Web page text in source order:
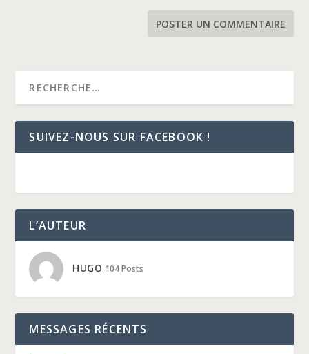
SUIVEZ-NOUS SUR FACEBOOK !
L’AUTEUR
HUGO 104 Posts
MESSAGES RÉCENTS